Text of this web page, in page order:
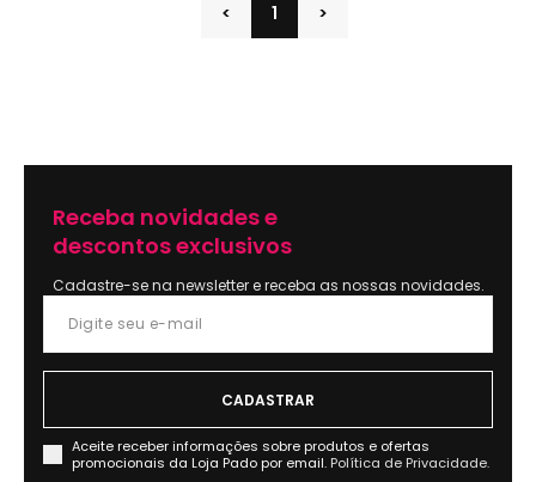
< 1 >
Receba novidades e
descontos exclusivos
Cadastre-se na newsletter e receba as nossas novidades.
Aceite receber informações sobre produtos e ofertas
promocionais da Loja Pado por email. Política de Privacidade.